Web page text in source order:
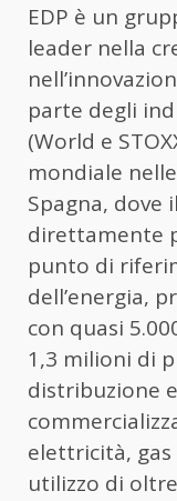
EDP è un
leader nella
parte degli
(World e
mondiale
Spagna, dove
direttamente
punto di
dell’energia,
con quasi
1,3 milioni di
distribuzione
elettricità,
utilizzo di